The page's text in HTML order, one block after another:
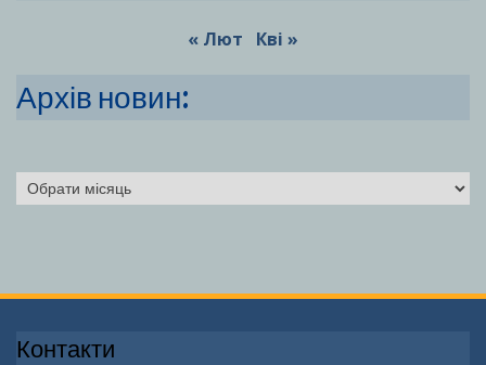
« Лют Кві »
Архів новин:
Архіви
Контакти